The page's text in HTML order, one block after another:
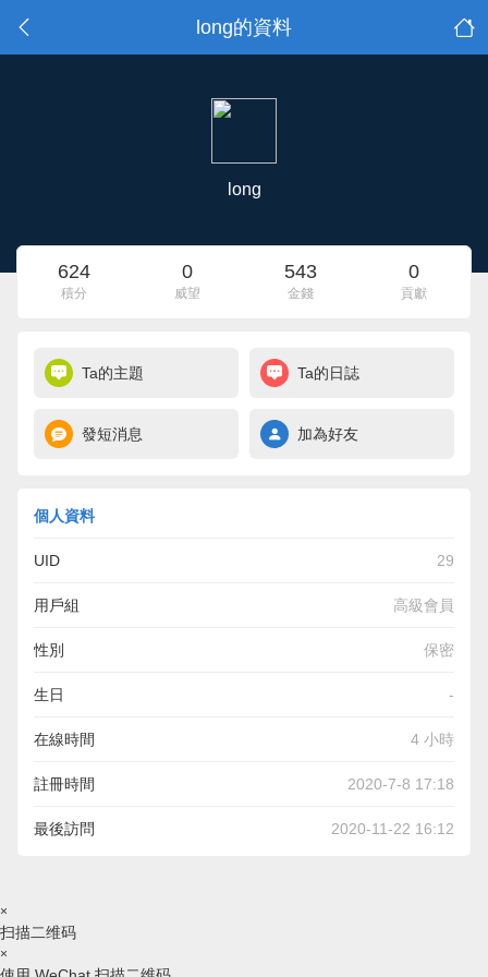
long的資料
long
624
積分
0
威望
543
金錢
0
貢獻
Ta的主題 Ta的日誌
發短消息 加為好友
個人資料
UID 29
用戶組 高級會員
性別 保密
生日 -
在線時間 4 小時
註冊時間 2020-7-8 17:18
最後訪問 2020-11-22 16:12
×
扫描二维码
×